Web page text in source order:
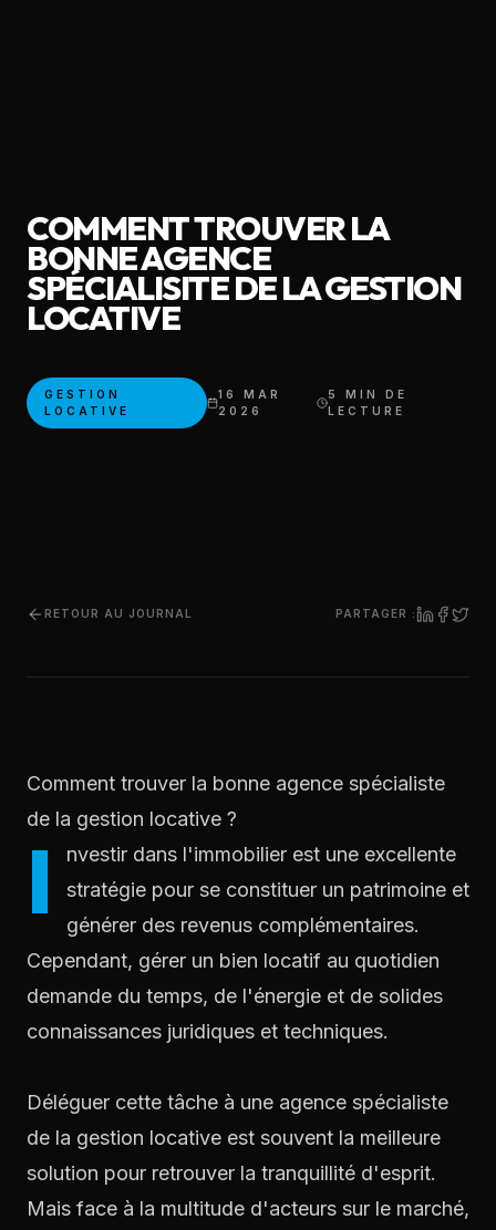
COMMENT TROUVER LA
BONNE AGENCE
SPÉCIALISITE DE LA GESTION
LOCATIVE
GESTION
LOCATIVE
16 MAR
2026
5 MIN DE
LECTURE
RETOUR AU JOURNAL PARTAGER :
Comment trouver la bonne agence spécialiste
de la gestion locative ?
I
nvestir dans l'immobilier est une excellente
stratégie pour se constituer un patrimoine et
générer des revenus complémentaires.
Cependant, gérer un bien locatif au quotidien
demande du temps, de l'énergie et de solides
connaissances juridiques et techniques.
Déléguer cette tâche à une agence spécialiste
de la gestion locative est souvent la meilleure
solution pour retrouver la tranquillité d'esprit.
Mais face à la multitude d'acteurs sur le marché,